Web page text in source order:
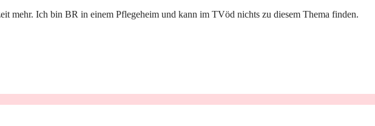
mehr. Ich bin BR in einem Pflegeheim und kann im TVöd nichts zu diesem Thema finden.